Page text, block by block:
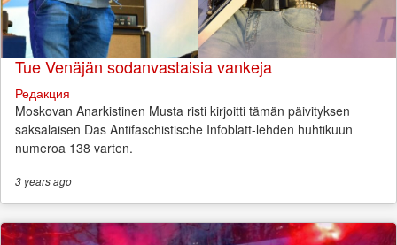
Tue Venäjän sodanvastaisia vankeja
Редакция
Moskovan Anarkistinen Musta risti kirjoitti tämän päivityksen
saksalaisen Das Antifaschistische Infoblatt-lehden huhtikuun
numeroa 138 varten.
3 yearsago